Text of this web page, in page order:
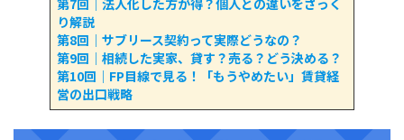
り解説
第8回｜サブリース契約って実際どうなの？
第9回｜相続した実家、貸す？売る？どう決める？
第10回｜FP目線で見る！「もうやめたい」賃貸経
営の出口戦略